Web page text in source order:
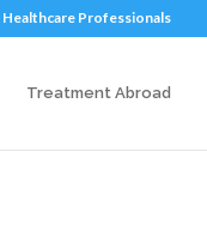
Healthcare Professionals
Treatment Abroad